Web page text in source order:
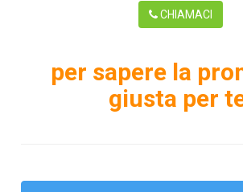
CHIAMACI
per sapere la
giusta per